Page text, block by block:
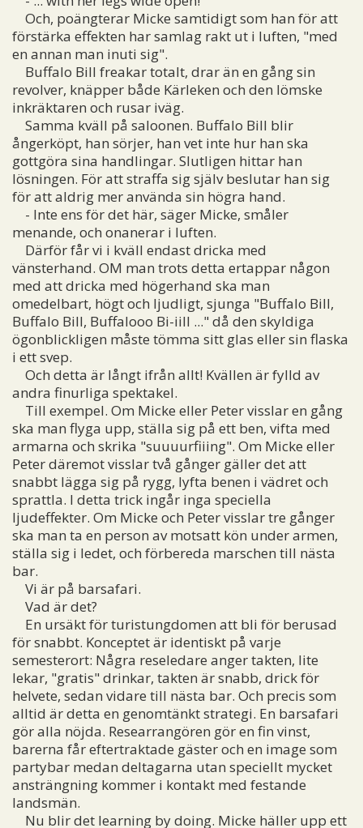
Och, poängterar Micke samtidigt som han för att
förstärka effekten har samlag rakt ut i luften, "med
en annan man inuti sig".
Buffalo Bill freakar totalt, drar än en gång sin
revolver, knäpper både Kärleken och den lömske
inkräktaren och rusar iväg.
Samma kväll på saloonen. Buffalo Bill blir
ångerköpt, han sörjer, han vet inte hur han ska
gottgöra sina handlingar. Slutligen hittar han
lösningen. För att straffa sig själv beslutar han sig
för att aldrig mer använda sin högra hand.
- Inte ens för det här, säger Micke, småler
menande, och onanerar i luften.
Därför får vi i kväll endast dricka med
vänsterhand. OM man trots detta ertappar någon
med att dricka med högerhand ska man
omedelbart, högt och ljudligt, sjunga "Buffalo Bill,
Buffalo Bill, Buffalooo Bi-iill ..." då den skyldiga
ögonblickligen måste tömma sitt glas eller sin flaska
i ett svep.
Och detta är långt ifrån allt! Kvällen är fylld av
andra finurliga spektakel.
Till exempel. Om Micke eller Peter visslar en gång
ska man flyga upp, ställa sig på ett ben, vifta med
armarna och skrika "suuuurfiiing". Om Micke eller
Peter däremot visslar två gånger gäller det att
snabbt lägga sig på rygg, lyfta benen i vädret och
sprattla. I detta trick ingår inga speciella
ljudeffekter. Om Micke och Peter visslar tre gånger
ska man ta en person av motsatt kön under armen,
ställa sig i ledet, och förbereda marschen till nästa
bar.
Vi är på barsafari.
Vad är det?
En ursäkt för turistungdomen att bli för berusad
för snabbt. Konceptet är identiskt på varje
semesterort: Några reseledare anger takten, lite
lekar, "gratis" drinkar, takten är snabb, drick för
helvete, sedan vidare till nästa bar. Och precis som
alltid är detta en genomtänkt strategi. En barsafari
gör alla nöjda. Researrangören gör en fin vinst,
barerna får eftertraktade gäster och en image som
partybar medan deltagarna utan speciellt mycket
ansträngning kommer i kontakt med festande
landsmän.
Nu blir det learning by doing. Micke häller upp ett